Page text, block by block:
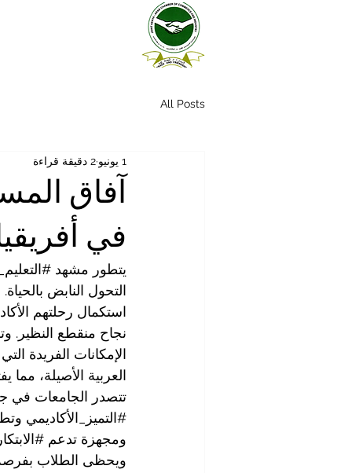
All Posts
آفاق
في
1 يونيو 2 دقيقة قراءة
يتطور مشهد
التحول النابض
استكمال رحلتهم
نجاح منقطع النظير.
الإمكانات الفريدة
العربية الأصيلة، مما
تتصدر الجامعات في
#التميز_الأكاديمي
ومجهزة تدعم #الابتكار
ويحظى الطلاب بفرصة